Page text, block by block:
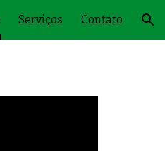
Serviços Contato